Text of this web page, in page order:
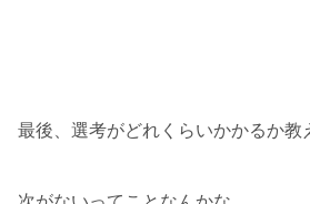
最後、選考がどれくらいかかるか教